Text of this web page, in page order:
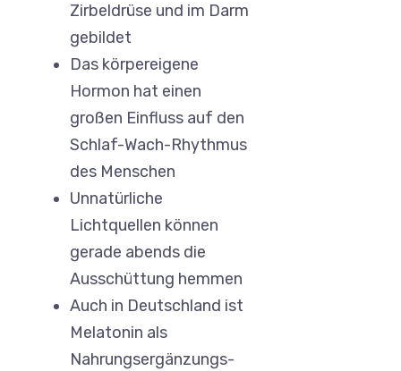
Zirbeldrüse und im Darm
gebildet
Das körpereigene
Hormon hat einen
großen Einfluss auf den
Schlaf-Wach-Rhythmus
des Menschen
Unnatürliche
Lichtquellen können
gerade abends die
Ausschüttung hemmen
Auch in Deutschland ist
Melatonin als
Nahrungsergänzungs-